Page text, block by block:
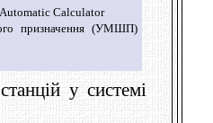
Calculator
призначення (УМШП)
у системі